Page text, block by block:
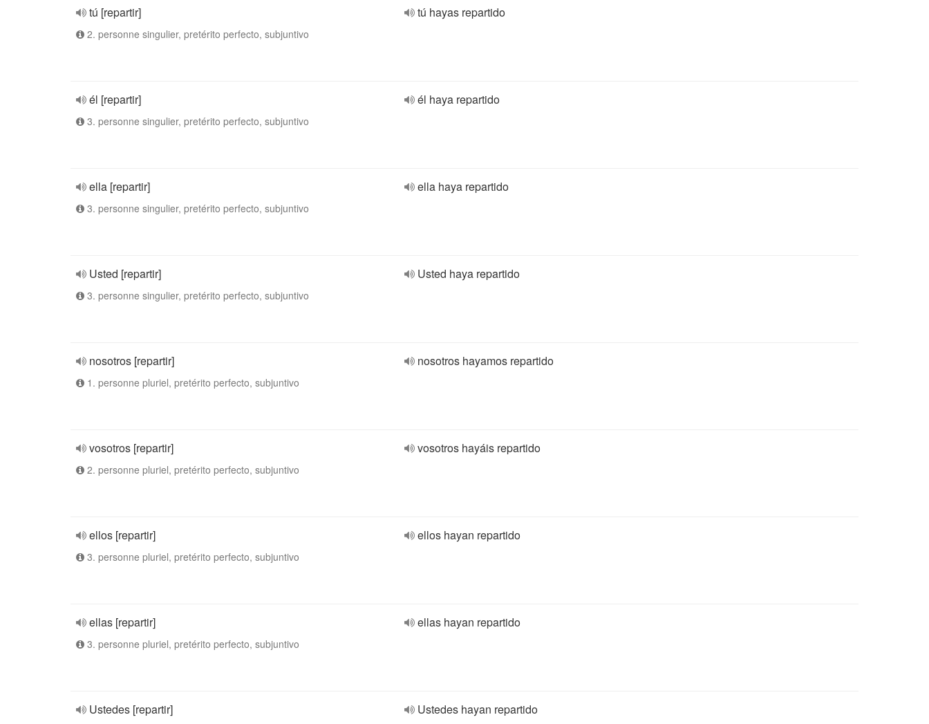
tú [repartir]
2. personne singulier, pretérito perfecto, subjuntivo
tú hayas repartido
él [repartir]
3. personne singulier, pretérito perfecto, subjuntivo
él haya repartido
ella [repartir]
3. personne singulier, pretérito perfecto, subjuntivo
ella haya repartido
Usted [repartir]
3. personne singulier, pretérito perfecto, subjuntivo
Usted haya repartido
nosotros [repartir]
1. personne pluriel, pretérito perfecto, subjuntivo
nosotros hayamos repartido
vosotros [repartir]
2. personne pluriel, pretérito perfecto, subjuntivo
vosotros hayáis repartido
ellos [repartir]
3. personne pluriel, pretérito perfecto, subjuntivo
ellos hayan repartido
ellas [repartir]
3. personne pluriel, pretérito perfecto, subjuntivo
ellas hayan repartido
Ustedes [repartir] Ustedes hayan repartido